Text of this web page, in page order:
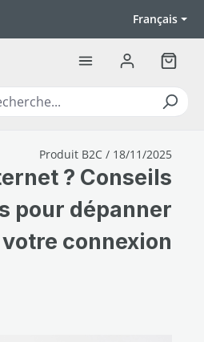
Français
Le
Produit B2C / 18/11/2025
? Conseils
pour dépanner
votre connexion